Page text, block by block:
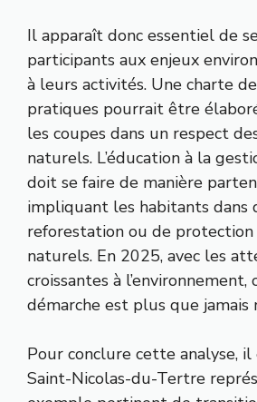
Il apparaît donc essentiel de
participants aux enjeux
à leurs activités. Une charte
pratiques pourrait être
les coupes dans un respect
naturels. L’éducation à la
doit se faire de manière
impliquant les habitants dans
reforestation ou de protection
naturels. En 2025, avec les
croissantes à l’environnement,
démarche est plus que jamais
Pour conclure cette analyse,
Saint-Nicolas-du-Tertre